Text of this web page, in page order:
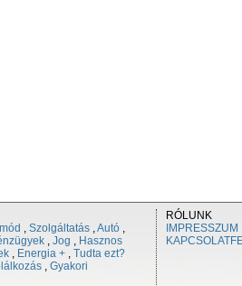
, Szolgáltatás ,Autó ,
, Jog , Hasznos
, Energia + , Tudta ezt?
, Gyakori
RÓLUNK
IMPRESSZUM